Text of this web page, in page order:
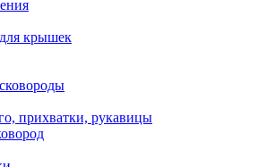
крышек
прихватки, рукавицы